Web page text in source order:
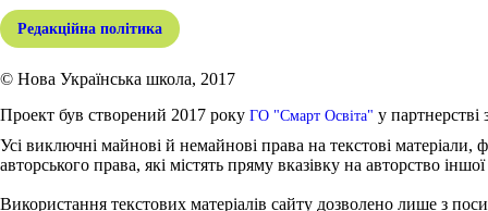
Редакційна політика
© Нова Українська школа, 2017
Проект був створений 2017 року ГО "Смарт Освіта" у
Усі виключні майнові й немайнові права на текстові
авторського права, які містять пряму вказівку на авторство
Використання текстових матеріалів сайту дозволено лише з